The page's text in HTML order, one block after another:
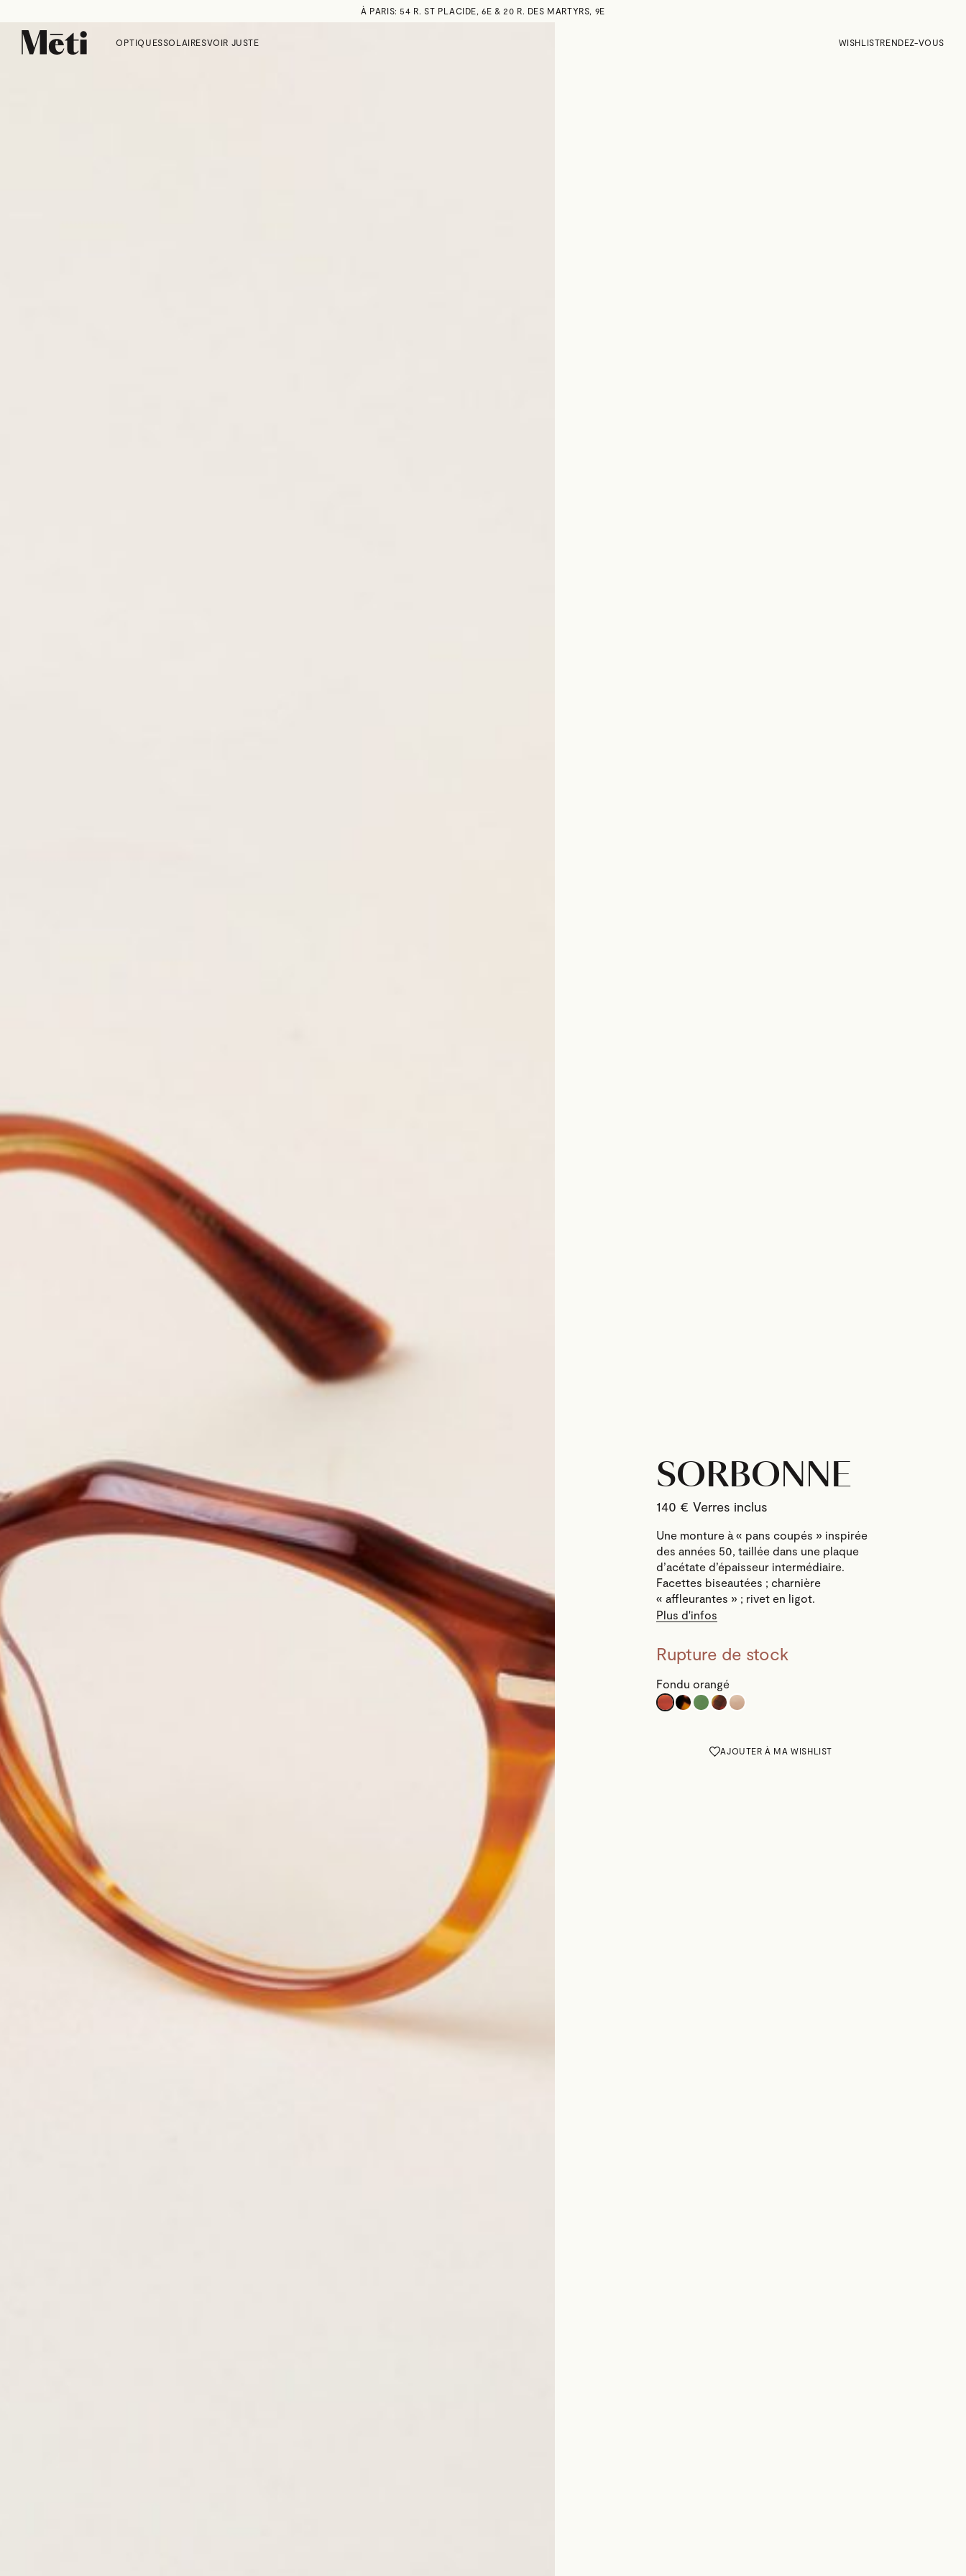
À PARIS: 54 R. ST PLACIDE, 6E & 20 R. DES MARTYRS, 9E
OPTIQUESSOLAIRESVOIR JUSTE WISHLISTRENDEZ-VOUS
SORBONNE
140 €
Une monture à « pans coupés » inspirée
des années 50, taillée dans une plaque
d’acétate d’épaisseur intermédiaire.
Facettes biseautées ; charnière
« affleurantes » ; rivet en ligot.
Plus d'infos
Rupture de stock
Fondu orangé
AJOUTER À MA WISHLIST